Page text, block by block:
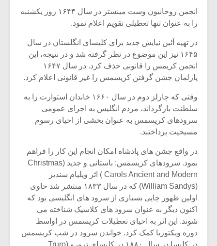
انجمن روحانیون وست مینستر در سال ۱۶۴۴ روز یکشنبه
را به عنوان تنها تعطیلی تقویم اعلام نمود.
در تهیه آئین نیایش جدید برای کلیسای انگلستان در سال
۱۶۴۵ نیز این موضوع در نظر گرفته شد و در نتیجه، این
انجمن کریمس را قانونی حذف کرد. در سال ۱۶۴۷
پارلمان جشن گرفتن کریسمس را غیر قانونی اعلام کرد.
وقتی که چارلز دوم در سال ۱۶۶۰ خاندان استوارت را به
سلطنت بازگرداند، مردم انگلیس به اجرای عمومی
سرودهای کریسمس به عنوان بخشی از احیای رسوم
مسیحیت پرداختند.
در واقع جشن های پادشاه امکان انجام این کار را فراهم
نمود. سرودهای کریسمس: باستانی و جدید (Christmas
Carols Ancient and Modern ) اثر ویلیام سندیز
(William Sandys) که در سال ۱۸۳۳ منتشر شد حاوی
اولین ظهور چاپی بسیاری از سرود های انگلیسی بود که
اکنون دیگر به عنوان سرود های کلاسیک شناخته می
شوند. این اثر به احیای تعطیلات کریسمس در اواسط
دوره ویکتوریا کمک کرد. خواندن سرود در شب کریسمس
در کلیسا در سال ۱۸۸۰ در کلیسای ترورو (Truro